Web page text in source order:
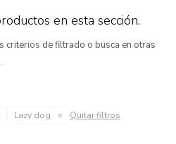
en esta sección.
criterios de filtrado o busca en otras
Lazy dog Quitar filtros